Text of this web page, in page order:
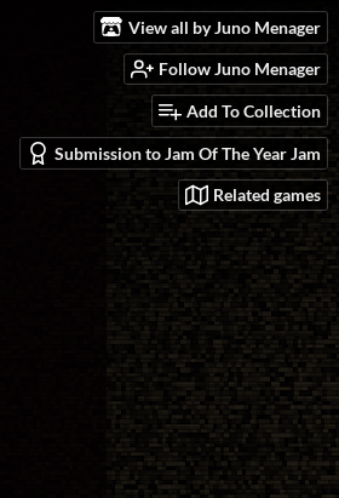
View all by Juno Menager
Follow Juno Menager
Add To Collection
Submission to Jam Of The Year Jam
Related games